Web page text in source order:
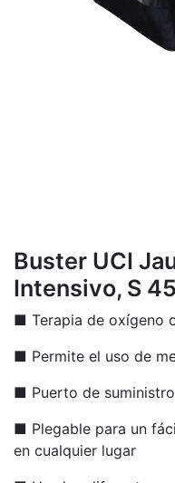
Buster UCI
Intensivo, S
■ Terapia de oxígeno
■ Permite el uso de
■ Puerto de
■ Plegable para un
en cualquier lugar